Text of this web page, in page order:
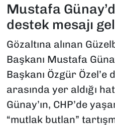
Mustafa
destek mesajı
Gözaltına alınan
Başkanı Mustafa
Başkanı Özgür
arasında yer aldığı
Günay’ın, CHP’de
“mutlak butlan”